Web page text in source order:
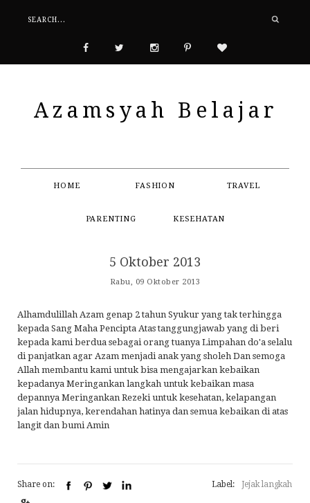
Azamsyah Belajar
HOME FASHION TRAVEL
PARENTING KESEHATAN
5 Oktober 2013
Rabu, 09 Oktober 2013
Alhamdulillah Azam genap 2 tahun Syukur yang tak terhingga
kepada Sang Maha Pencipta Atas tanggungjawab yang di beri
kepada kami berdua sebagai orang tuanya Limpahan do'a selalu
di panjatkan agar Azam menjadi anak yang sholeh Dan semoga
Allah membantu kami untuk bisa mengajarkan kebaikan
kepadanya Meringankan langkah untuk kebaikan masa
depannya Meringankan Rezeki untuk kesehatan, kelapangan
jalan hidupnya, kerendahan hatinya dan semua kebaikan di atas
langit dan bumi Amin
Share on: Label: Jejak langkah